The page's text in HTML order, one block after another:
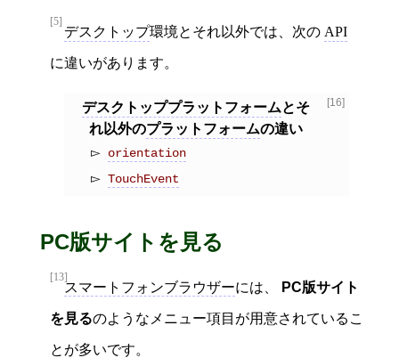
[5]
デスクトップ環境とそれ以外では、次の API
に違いがあります。
[16]
デスクトッププラットフォームとそ
れ以外のプラットフォームの違い
orientation
TouchEvent
PC版サイトを見る
[13]
スマートフォンブラウザーには、 PC版サイト
を見るのようなメニュー項目が用意されているこ
とが多いです。